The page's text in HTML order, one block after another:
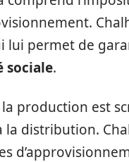
lui permet de
sociale.
production est
la distribution.